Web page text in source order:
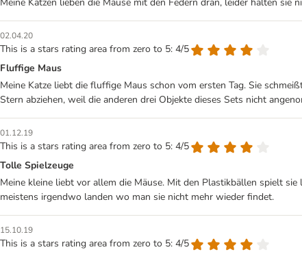
02.04.20
This is a stars rating area from zero to 5: 4/5
Fluffige Maus
Meine Katze liebt die fluffige Maus schon vom ersten Tag. Sie
Stern abziehen, weil die anderen drei Objekte dieses Sets nicht
01.12.19
This is a stars rating area from zero to 5: 4/5
Tolle Spielzeuge
Meine kleine liebt vor allem die Mäuse. Mit den Plastikbällen spielt
meistens irgendwo landen wo man sie nicht mehr wieder findet.
15.10.19
This is a stars rating area from zero to 5: 4/5